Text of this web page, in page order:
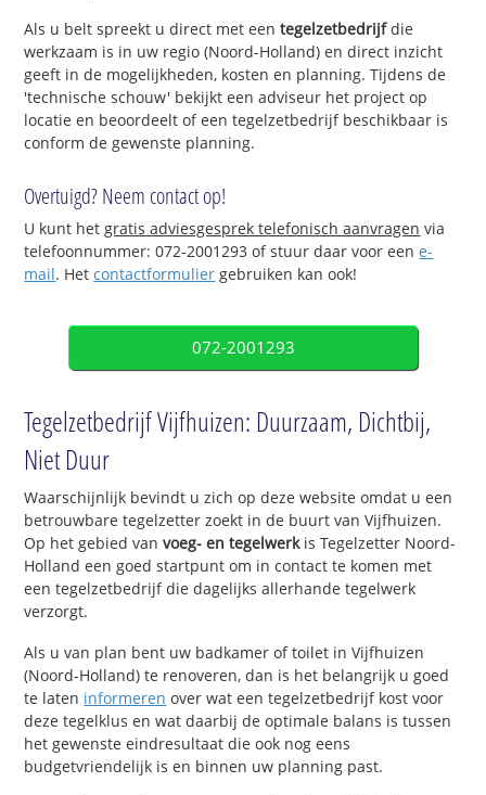
Als u belt spreekt u direct met eentegelzetbedrijfdie
werkzaam is in uw regio (Noord-Holland) en direct inzicht
geeft in de mogelijkheden, kosten en planning. Tijdens de
'technische schouw' bekijkt een adviseur het project op
locatie en beoordeelt of een tegelzetbedrijf beschikbaar is
conform de gewenste planning.
Overtuigd? Neem contact op!
U kunt hetgratis adviesgesprek telefonisch aanvragen via
telefoonnummer: 072-2001293 of stuur daar voor eene-
mail. Hetcontactformulier gebruiken kan ook!
072-2001293
Tegelzetbedrijf Vijfhuizen: Duurzaam, Dichtbij,
Niet Duur
Waarschijnlijk bevindt u zich op deze website omdat u een
betrouwbare tegelzetter zoekt in de buurt van Vijfhuizen.
Op het gebied van voeg- en tegelwerkis Tegelzetter Noord-
Holland een goed startpunt om in contact te komen met
een tegelzetbedrijf die dagelijks allerhande tegelwerk
verzorgt.
Als u van plan bent uw badkamer of toilet in Vijfhuizen
(Noord-Holland) te renoveren, dan is het belangrijk u goed
te laten informeren over wat een tegelzetbedrijf kost voor
deze tegelklus en wat daarbij de optimale balans is tussen
het gewenste eindresultaat die ook nog eens
budgetvriendelijk is en binnen uw planning past.